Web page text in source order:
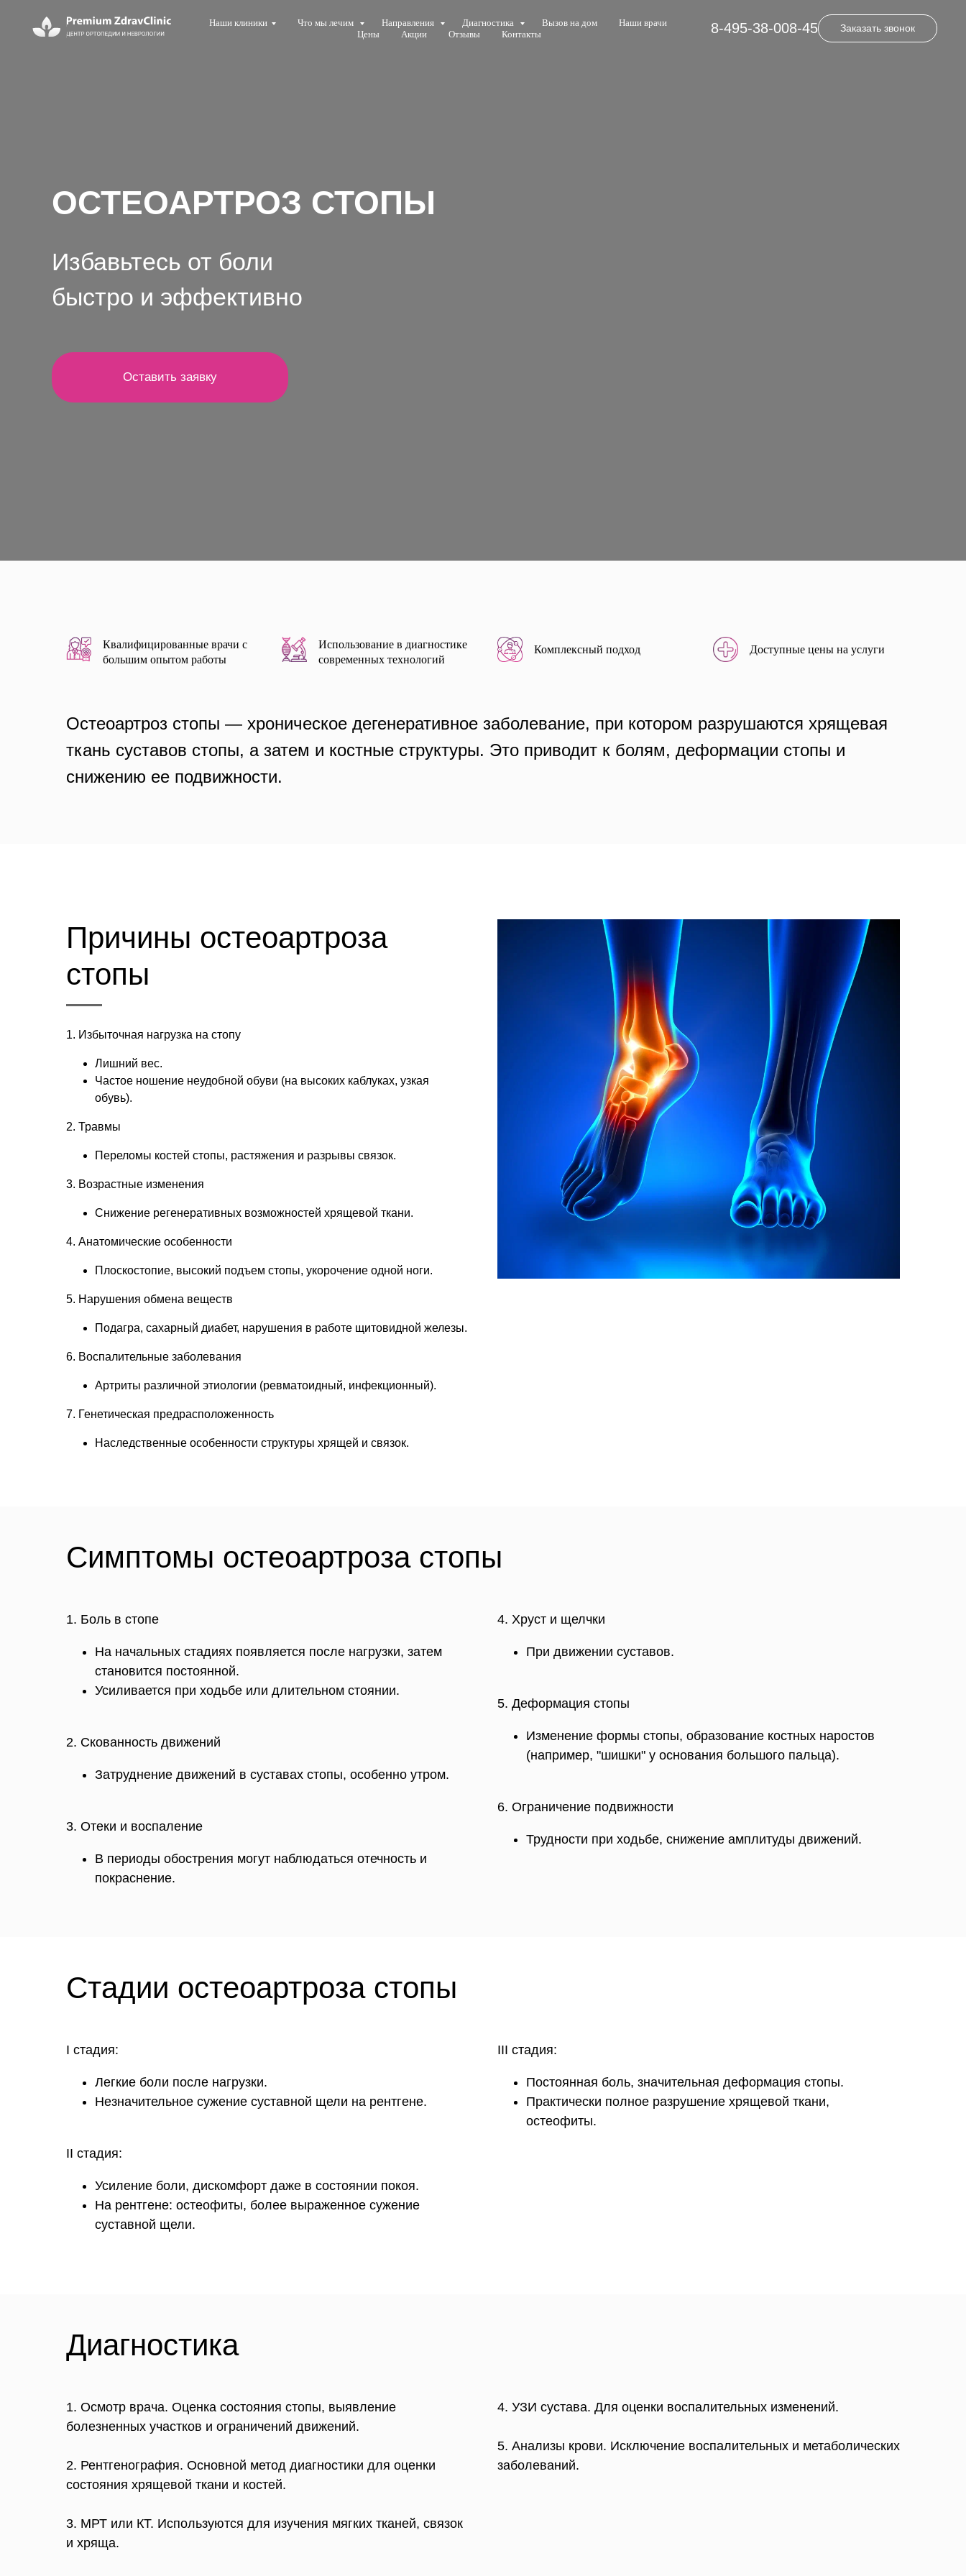
Наши клиники Что мы лечим Направления Диагностика Вызов на дом
Наши врачи
Цены
Акции Отзывы Контакты 8-495-38-008-45 Заказать звонок
ОСТЕОАРТРОЗ СТОПЫ
Оставить заявку
Избавьтесь от боли
быстро и эффективно
Квалифицированные врачи с
большим опытом работы
Использование в диагностике
современных технологий
Комплексный подход Доступные цены на услуги
Остеоартроз стопы — хроническое дегенеративное заболевание, при котором разрушаются хрящевая
ткань суставов стопы, а затем и костные структуры. Это приводит к болям, деформации стопы и
снижению ее подвижности.
Причины остеоартроза
стопы
1. Избыточная нагрузка на стопу
Лишний вес.
Частое ношение неудобной обуви (на высоких каблуках, узкая
обувь).
2. Травмы
Переломы костей стопы, растяжения и разрывы связок.
3. Возрастные изменения
Снижение регенеративных возможностей хрящевой ткани.
4. Анатомические особенности
Плоскостопие, высокий подъем стопы, укорочение одной ноги.
5. Нарушения обмена веществ
Подагра, сахарный диабет, нарушения в работе щитовидной железы.
6. Воспалительные заболевания
Артриты различной этиологии (ревматоидный, инфекционный).
7. Генетическая предрасположенность
Наследственные особенности структуры хрящей и связок.
Симптомы остеоартроза стопы
1. Боль в стопе
На начальных стадиях появляется после нагрузки, затем
становится постоянной.
Усиливается при ходьбе или длительном стоянии.
2. Скованность движений
Затруднение движений в суставах стопы, особенно утром.
3. Отеки и воспаление
В периоды обострения могут наблюдаться отечность и
покраснение.
4. Хруст и щелчки
При движении суставов.
5. Деформация стопы
Изменение формы стопы, образование костных наростов
(например, "шишки" у основания большого пальца).
6. Ограничение подвижности
Трудности при ходьбе, снижение амплитуды движений.
Стадии остеоартроза стопы
I стадия:
Легкие боли после нагрузки.
Незначительное сужение суставной щели на рентгене.
II стадия:
Усиление боли, дискомфорт даже в состоянии покоя.
На рентгене: остеофиты, более выраженное сужение
суставной щели.
III стадия:
Постоянная боль, значительная деформация стопы.
Практически полное разрушение хрящевой ткани,
остеофиты.
Диагностика
1. Осмотр врача. Оценка состояния стопы, выявление
болезненных участков и ограничений движений.
2. Рентгенография. Основной метод диагностики для оценки
состояния хрящевой ткани и костей.
3. МРТ или КТ. Используются для изучения мягких тканей, связок
и хряща.
4. УЗИ сустава. Для оценки воспалительных изменений.
5. Анализы крови. Исключение воспалительных и метаболических
заболеваний.